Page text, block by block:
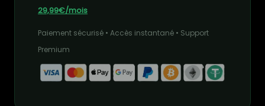
29,99€/mois
Paiement sécurisé • Accès instantané • Support
Premium